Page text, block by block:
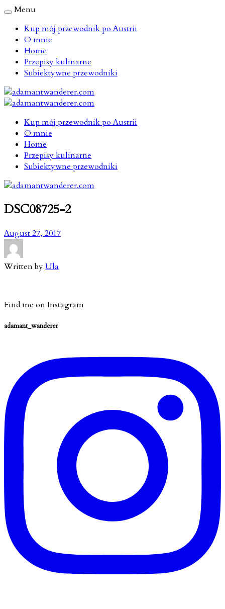
Menu
Kup mój przewodnik po Austrii
O mnie
Home
Przepisy kulinarne
Subiektywne przewodniki
Kup mój przewodnik po Austrii
O mnie
Home
Przepisy kulinarne
Subiektywne przewodniki
DSC08725-2
August 27, 2017
Written byUla
Find me on Instagram
adamant_wanderer